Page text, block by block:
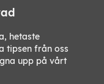
hetaste
tipsen från oss
upp på vårt